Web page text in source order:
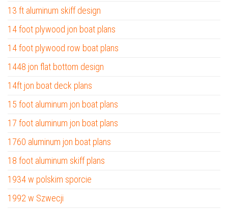
13 ft aluminum skiff design
14 foot plywood jon boat plans
14 foot plywood row boat plans
1448 jon flat bottom design
14ft jon boat deck plans
15 foot aluminum jon boat plans
17 foot aluminum jon boat plans
1760 aluminum jon boat plans
18 foot aluminum skiff plans
1934 w polskim sporcie
1992 w Szwecji